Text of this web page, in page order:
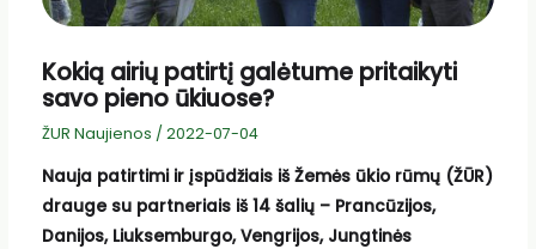
Kokią airių patirtį galėtume pritaikyti
savo pieno ūkiuose?
ŽUR Naujienos / 2022-07-04
Nauja patirtimi ir įspūdžiais iš Žemės ūkio rūmų (ŽŪR)
drauge su partneriais iš 14 šalių – Prancūzijos,
Danijos, Liuksemburgo, Vengrijos, Jungtinės